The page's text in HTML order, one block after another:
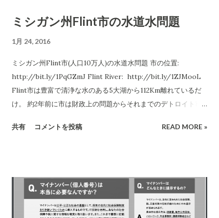
イナンバーとICチップの情報は関連がありません。(ここが重要
人には活用の方向性すら見えないものなのです。そういうこと
が分かる人が大臣を始めとする必要なポジションに配置されな
ンバー制度廃止！」などと真面目に叫びます (-.-;)
ミシガン州Flint市の水道水問題
1月 24, 2016
ミシガン州Flint市(人口10万人)の水道水問題 市の位置:
http://bit.ly/1PqGZmJ Flint River: http://bit.ly/1ZJMooL
Flint市は豊富で清浄な水のある5大湖から112Km離れているだ
け。 約2年前に市は財政上の問題からそれまでのデトロイト市
の川はその地域では汚濁した川として超有名であった。多くの
つHuron湖からの供給に切り替わるまでの2年程度の暫定的なも
のとして想定されていた。 しかし、水源がFlint川に切り替わっ
た途端に匂いや異常な味がでると住民からクレームが続発し
共有 コメントを投稿 READ MORE »